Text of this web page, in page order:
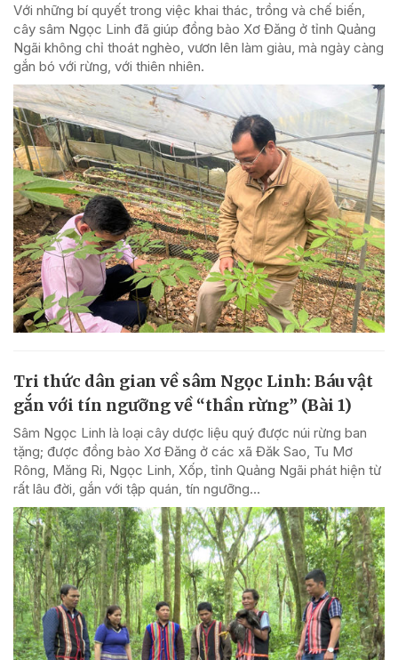
Với những bí quyết trong việc khai thác, trồng và chế biến,
cây sâm Ngọc Linh đã giúp đồng bào Xơ Đăng ở tỉnh Quảng
Ngãi không chỉ thoát nghèo, vươn lên làm giàu, mà ngày càng
gắn bó với rừng, với thiên nhiên.
Tri thức dân gian về sâm Ngọc Linh: Báu vật
gắn với tín ngưỡng về “thần rừng” (Bài 1)
Sâm Ngọc Linh là loại cây dược liệu quý được núi rừng ban
tặng; được đồng bào Xơ Đăng ở các xã Đăk Sao, Tu Mơ
Rông, Măng Ri, Ngọc Linh, Xốp, tỉnh Quảng Ngãi phát hiện từ
rất lâu đời, gắn với tập quán, tín ngưỡng...